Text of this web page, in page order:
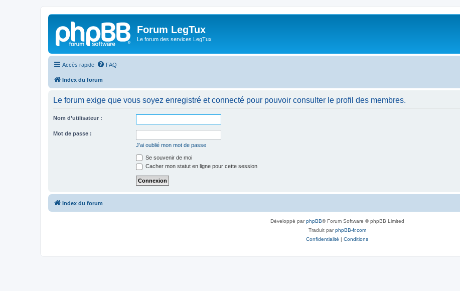
Forum LegTux
Le forum des services LegTux
Accès rapide FAQ
Index du forum
Le forum exige que vous soyez enregistré et connecté pour pouvoir consulter le profil des membres.
Nom d’utilisateur :
Mot de passe :
J’ai oublié mon mot de passe
Se souvenir de moi
Cacher mon statut en ligne pour cette session
Index du forum
Développé parphpBB® Forum Software © phpBB Limited
Traduit parphpBB-fr.com
Confidentialité | Conditions